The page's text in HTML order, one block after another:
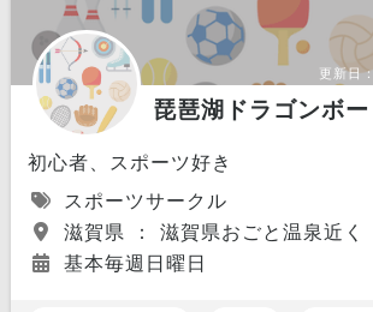
更新日：
琵琶湖ドラゴンボ
初心者、スポーツ好き
スポーツサークル
滋賀県 ： 滋賀県おごと温泉近
基本毎週日曜日